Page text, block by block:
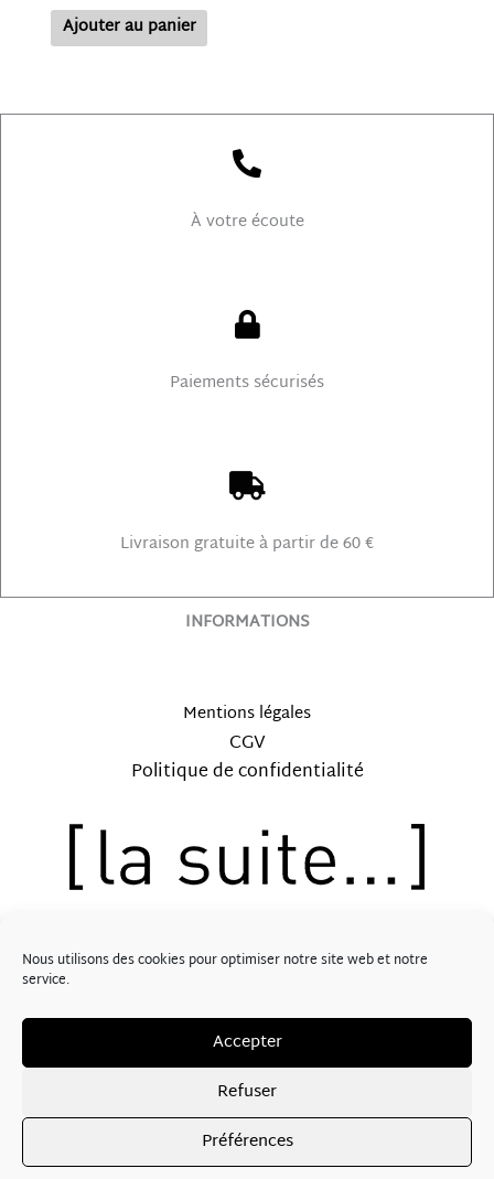
Nous utilisons des cookies pour optimiser notre site web et notre
service.
Accepter
Refuser
Préférences
Ajouter au panier
À votre écoute
Paiements sécurisés
Livraison gratuite à partir de 60 €
INFORMATIONS
Mentions légales
CGV
Politique de confidentialité
Tél: 09.62.57.30.89
Propulsé parPopCorn Digital
SUIVEZ-NOUS !
F I